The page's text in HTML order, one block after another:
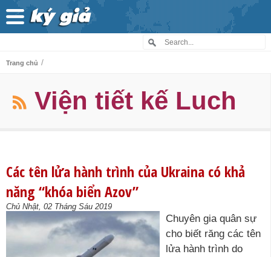
Trang chủ /
Viện tiết kế Luch
Các tên lửa hành trình của Ukraina có khả
năng “khóa biển Azov”
Chủ Nhật, 02 Tháng Sáu 2019
Chuyên gia quân sự
cho biết răng các tên
lửa hành trình do